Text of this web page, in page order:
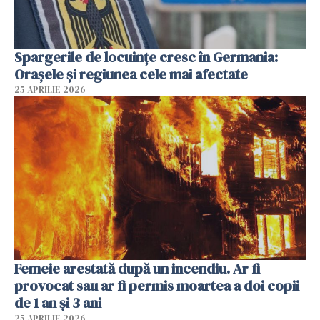
Spargerile de locuințe cresc în Germania:
Orașele și regiunea cele mai afectate
25 APRILIE 2026
Femeie arestată după un incendiu. Ar fi
provocat sau ar fi permis moartea a doi copii
de 1 an și 3 ani